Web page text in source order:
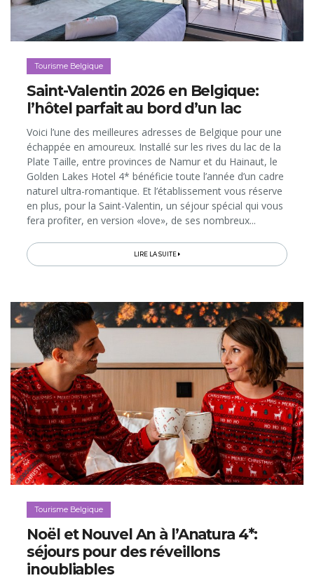
Tourisme Belgique
Saint-Valentin 2026 en Belgique:
l’hôtel parfait au bord d’un lac
Voici l’une des meilleures adresses de Belgique pour une
échappée en amoureux. Installé sur les rives du lac de la
Plate Taille, entre provinces de Namur et du Hainaut, le
Golden Lakes Hotel 4* bénéficie toute l’année d’un cadre
naturel ultra-romantique. Et l’établissement vous réserve
en plus, pour la Saint-Valentin, un séjour spécial qui vous
fera profiter, en version «love», de ses nombreux...
LIRE LA SUITE
Tourisme Belgique
Noël et Nouvel An à l’Anatura 4*:
séjours pour des réveillons
inoubliables